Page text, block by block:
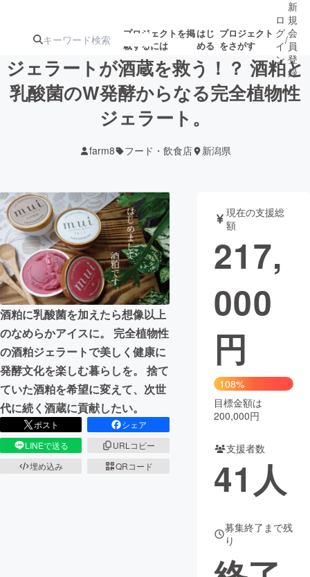
プロジェクトを掲
載するには
はじ
める
プロジェクト
をさがす
注目の新着プロ募集終了が近いプ
テクノロジー・ガジェット
映像・映画 書籍・雑誌
ビジネス・起業 チャレンジ
まちづくり・地域活性化
CAMPFIRE for Social Good
CAMPFIRE Creation
CAMPFIREふるさと納税
コミュニティ
ロ
グ
イ
ン
/
新
規
会
員
登
録
ジェラートが酒蔵を救う！？ 酒粕と
乳酸菌のW発酵からなる完全植物性
ジェラート。
farm8 フード・飲食店 新潟県
酒粕に乳酸菌を加えたら想像以上
のなめらかアイスに。 完全植物性
の酒粕ジェラートで美しく健康に
発酵文化を楽しむ暮らしを。 捨て
ていた酒粕を希望に変えて、次世
代に続く酒蔵に貢献したい。
ポスト
シェア
LINEで送る
URLコピー
埋め込み
QRコード
現在の支援総
額
217,
000
円
108%
目標金額は
200,000円
支援者数
41 人
募集終了まで残
り